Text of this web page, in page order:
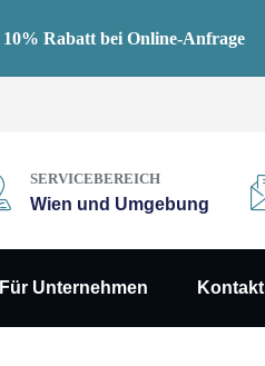
SERVICEBEREICH
Wien und Umgebung
Für Unternehmen Kontakt
10% Rabatt bei Online-Anfrage